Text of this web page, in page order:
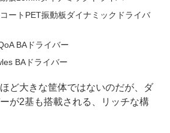
ートPET振動板ダイナミックドライバ
BAドライバー
BAドライバー
ど大きな筐体ではないのだが、ダ
が2基も搭載される、リッチな構